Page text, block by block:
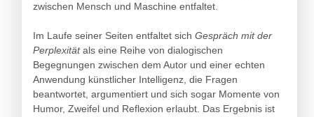
zwischen Mensch und Maschine entfaltet.
Im Laufe seiner Seiten entfaltet sich Gespräch mit der
Perplexitätals eine Reihe von dialogischen
Begegnungen zwischen dem Autor und einer echten
Anwendung künstlicher Intelligenz, die Fragen
beantwortet, argumentiert und sich sogar Momente von
Humor, Zweifel und Reflexion erlaubt. Das Ergebnis ist